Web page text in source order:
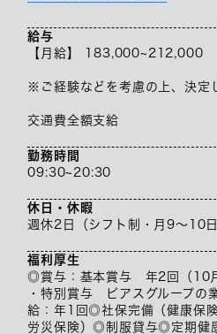
給与
【月給】 183,000~212,000
※ご経験などを考慮の上、決定
交通費全額支給
勤務時間
09:30~20:30
休日・休暇
週休2日（シフト制・月9～10
福利厚生
◎賞与：基本賞与 年2回（10
・特別賞与 ピアスグループの
給：年1回◎社保完備（健康保
労災保険）◎制服貸与◎定期健